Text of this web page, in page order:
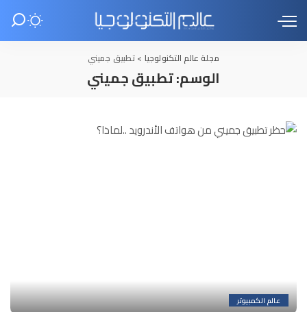
مجلة عالم التكنولوجيا >تطبيق جميني
الوسم:تطبيق جميني
عالم الكمبيوتر